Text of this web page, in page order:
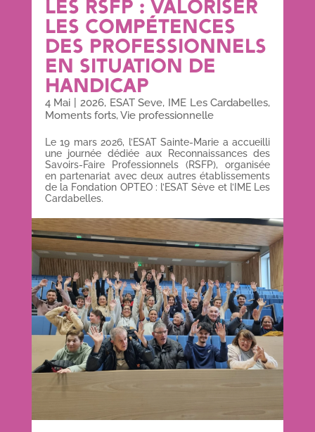
LES RSFP : VALORISER
LES COMPÉTENCES
DES PROFESSIONNELS
EN SITUATION DE
HANDICAP
4 Mai 2026, ESAT Seve, IME Les Cardabelles,
Moments forts,Vie professionnelle
Le 19 mars 2026, l’ESAT Sainte-Marie a accueilli
une journée dédiée aux Reconnaissances des
Savoirs-Faire Professionnels (RSFP), organisée
en partenariat avec deux autres établissements
de la Fondation OPTEO : l’ESAT Sève et l’IME Les
Cardabelles.